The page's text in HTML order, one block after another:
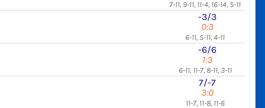
7-11, 9-11, 11-4, 16-14, 5-11
-3/3
0:3
6-11, 5-11, 4-11
-6/6
1:3
6-11, 11-7, 8-11, 3-11
7/-7
3:0
11-7, 11-8, 11-6